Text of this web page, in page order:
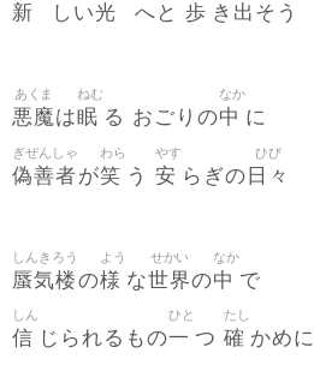
新 しい光 へと 歩 き 出 そう
悪魔
あくま
は眠
ねむ
る おごりの中
なか
に
偽善者
ぎぜんしゃ
が笑
わら
う 安
やす
らぎの 日々
ひび
蜃気楼
しんきろう
の様
よう
な世界
せかい
の中
なか
で
信
しん
じられるもの一
ひと
つ 確
たし
かめに